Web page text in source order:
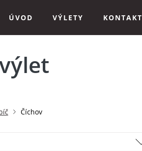
ÚVOD VÝLETY KONTAKT
Číchov